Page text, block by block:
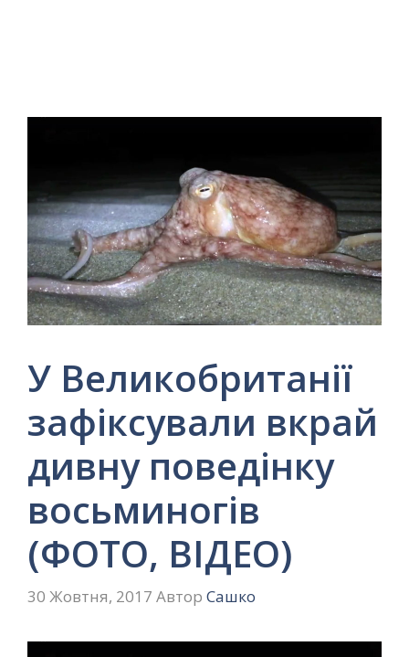
У Великобританії
зафіксували вкрай
дивну поведінку
восьминогів
(ФОТО, ВІДЕО)
30 Жовтня, 2017 Автор Сашко